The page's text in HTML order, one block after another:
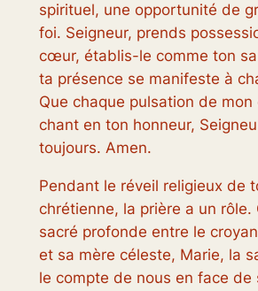
spirituel, une opportunité de
foi. Seigneur, prends
cœur, établis-le comme ton
ta présence se manifeste à
Que chaque pulsation de
chant en ton honneur,
toujours. Amen.
Pendant le réveil religieux de
chrétienne, la prière a un rôle.
sacré profonde entre le
et sa mère céleste, Marie, la
le compte de nous en face de